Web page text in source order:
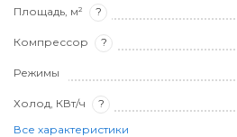
Площадь, м² ?
Компрессор ?
Режимы
Холод, КВт/ч ?
Все характеристики